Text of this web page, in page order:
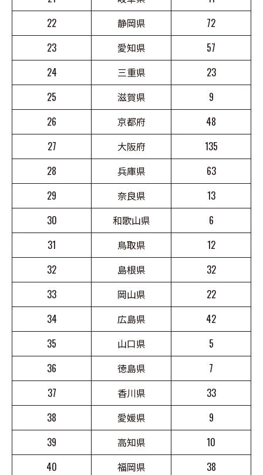
22
静岡県
72
23
愛知県
57
24
三重県
23
25
滋賀県
9
26
京都府
48
27
大阪府
135
28
兵庫県
63
29
奈良県
13
30
和歌山県
6
31
鳥取県
12
32
島根県
32
33
岡山県
22
34
広島県
42
35
山口県
5
36
徳島県
7
37
香川県
33
38
愛媛県
9
39
高知県
10
40
福岡県
38